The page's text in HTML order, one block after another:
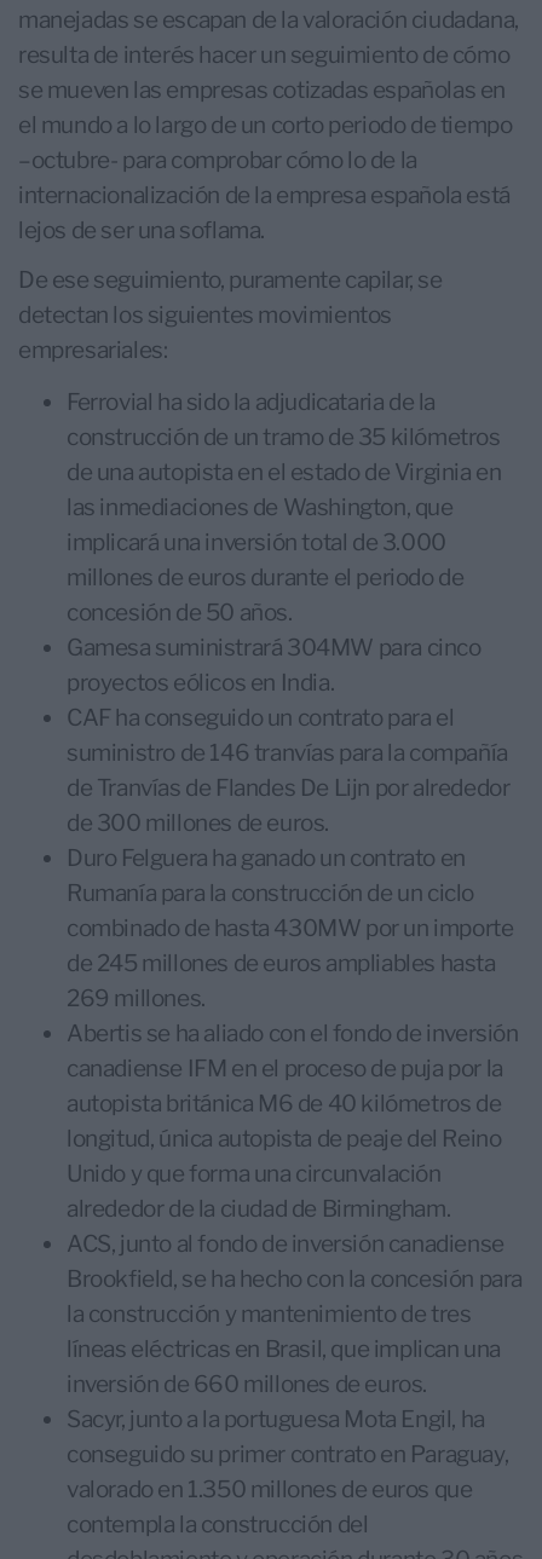
manejadas se escapan de la valoración ciudadana,
resulta de interés hacer un seguimiento de cómo
se mueven las empresas cotizadas españolas en
el mundo a lo largo de un corto periodo de tiempo
–octubre- para comprobar cómo lo de la
internacionalización de la empresa española está
lejos de ser una soflama.
De ese seguimiento, puramente capilar, se
detectan los siguientes movimientos
empresariales:
Ferrovial ha sido la adjudicataria de la
construcción de un tramo de 35 kilómetros
de una autopista en el estado de Virginia en
las inmediaciones de Washington, que
implicará una inversión total de 3.000
millones de euros durante el periodo de
concesión de 50 años.
Gamesa suministrará 304MW para cinco
proyectos eólicos en India.
CAF ha conseguido un contrato para el
suministro de 146 tranvías para la compañía
de Tranvías de Flandes De Lijn por alrededor
de 300 millones de euros.
Duro Felguera ha ganado un contrato en
Rumanía para la construcción de un ciclo
combinado de hasta 430MW por un importe
de 245 millones de euros ampliables hasta
269 millones.
Abertis se ha aliado con el fondo de inversión
canadiense IFM en el proceso de puja por la
autopista británica M6 de 40 kilómetros de
longitud, única autopista de peaje del Reino
Unido y que forma una circunvalación
alrededor de la ciudad de Birmingham.
ACS, junto al fondo de inversión canadiense
Brookfield, se ha hecho con la concesión para
la construcción y mantenimiento de tres
líneas eléctricas en Brasil, que implican una
inversión de 660 millones de euros.
Sacyr, junto a la portuguesa Mota Engil, ha
conseguido su primer contrato en Paraguay,
valorado en 1.350 millones de euros que
contempla la construcción del